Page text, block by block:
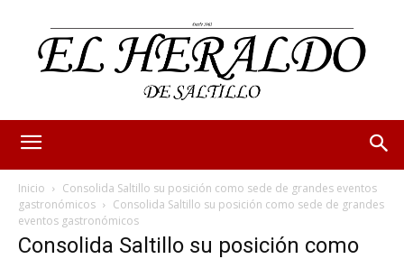
Inicio
Consolida Saltillo su posición como sede de grandes eventos
gastronómicos
Consolida Saltillo su posición como sede de grandes
eventos gastronómicos
Consolida Saltillo su posición como